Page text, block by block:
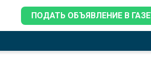
ПОДАТЬ ОБЪЯВЛЕНИЕ В